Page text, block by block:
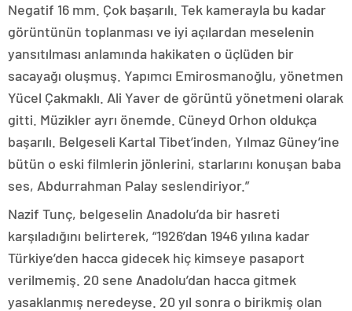
Negatif 16 mm. Çok başarılı. Tek kamerayla bu kadar
görüntünün toplanması ve iyi açılardan meselenin
yansıtılması anlamında hakikaten o üçlüden bir
sacayağı oluşmuş. Yapımcı Emirosmanoğlu, yönetmen
Yücel Çakmaklı. Ali Yaver de görüntü yönetmeni olarak
gitti. Müzikler ayrı önemde. Cüneyd Orhon oldukça
başarılı. Belgeseli Kartal Tibet’inden, Yılmaz Güney’ine
bütün o eski filmlerin jönlerini, starlarını konuşan baba
ses, Abdurrahman Palay seslendiriyor.”
Nazif Tunç, belgeselin Anadolu’da bir hasreti
karşıladığını belirterek, “1926’dan 1946 yılına kadar
Türkiye’den hacca gidecek hiç kimseye pasaport
verilmemiş. 20 sene Anadolu’dan hacca gitmek
yasaklanmış neredeyse. 20 yıl sonra o birikmiş olan